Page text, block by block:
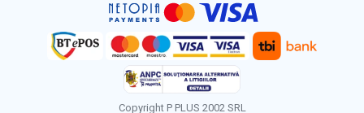
Copyright P PLUS 2002 SRL